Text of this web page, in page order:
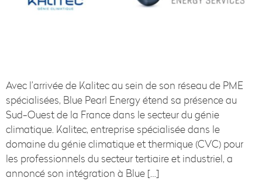
Avec l’arrivée de Kalitec au sein de son réseau de PME
spécialisées, Blue Pearl Energy étend sa présence au
Sud-Ouest de la France dans le secteur du génie
climatique. Kalitec, entreprise spécialisée dans le
domaine du génie climatique et thermique (CVC) pour
les professionnels du secteur tertiaire et industriel, a
annoncé son intégration à Blue […]